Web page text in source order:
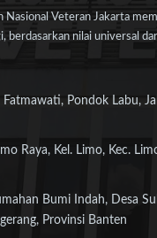
Nasional Veteran Jakarta
berdasarkan nilai universal
Fatmawati, Pondok Labu,
Raya, Kel. Limo, Kec.
Bumi Indah, Desa
Provinsi Banten